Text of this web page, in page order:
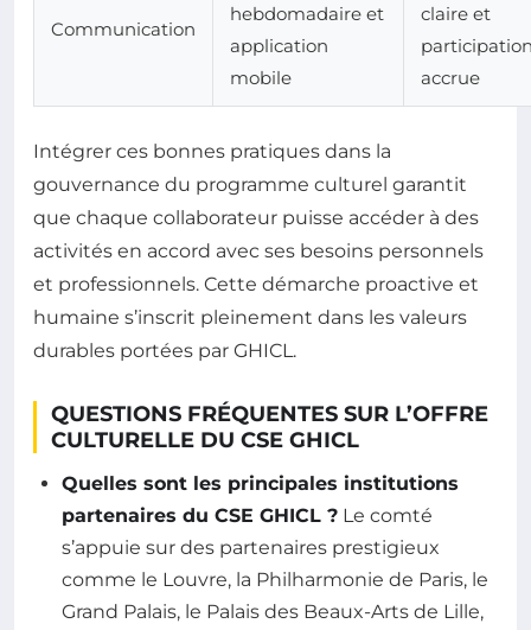
Communication
hebdomadaire et
application
mobile
claire et
accrue
Intégrer ces bonnes pratiques dans la
gouvernance du programme culturel garantit
que chaque collaborateur puisse accéder à des
activités en accord avec ses besoins personnels
et professionnels. Cette démarche proactive et
humaine s’inscrit pleinement dans les valeurs
durables portées par GHICL.
QUESTIONS FRÉQUENTES SUR L’OFFRE
CULTURELLE DU CSE GHICL
Quelles sont les principales institutions
partenaires du CSE GHICL ? Le comté
s’appuie sur des partenaires prestigieux
comme le Louvre, la Philharmonie de Paris, le
Grand Palais, le Palais des Beaux-Arts de Lille,